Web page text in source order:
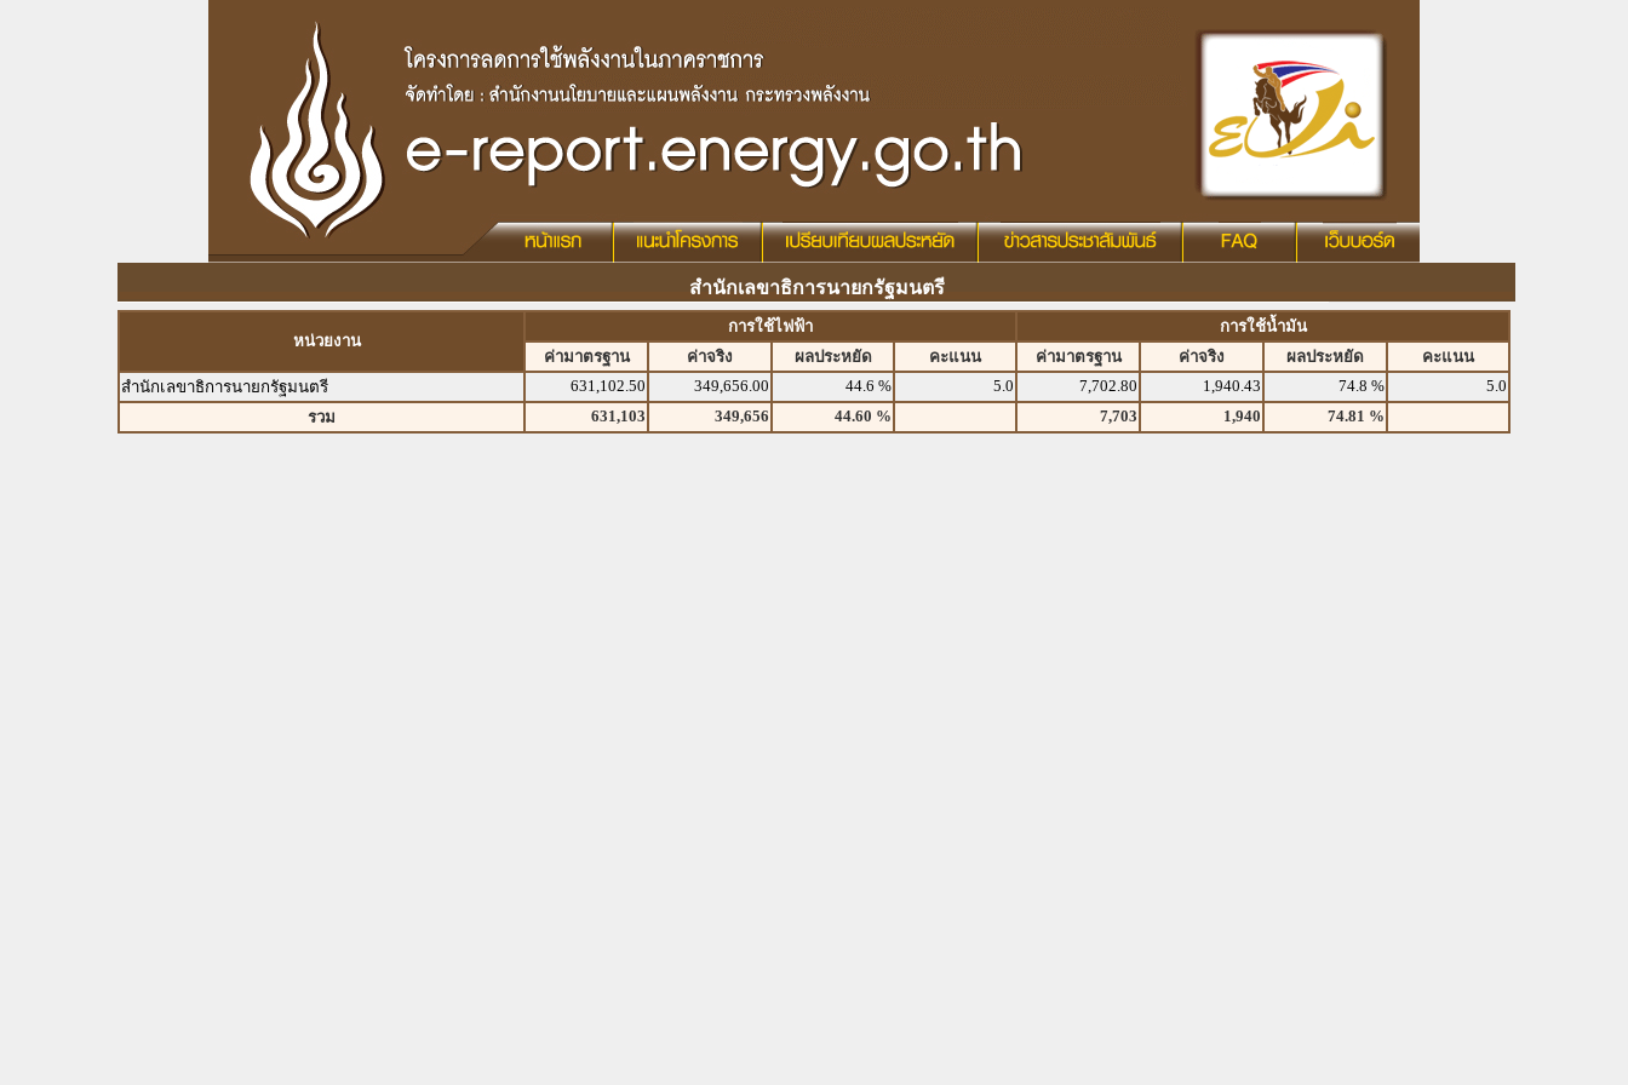
สำนักเลขาธิการนายกรัฐมนตรี
หน่วยงาน
การใช้ไฟฟ้า
การใช้น้ำมัน
ค่ามาตรฐาน
ค่าจริง ผลประหยัด คะแนน ค่ามาตรฐาน ค่าจริง ผลประหยัด
คะแนน
สำนักเลขาธิการนายกรัฐมนตรี
631,102.50 349,656.00 44.6 % 5.0 7,702.80 1,940.43 74.8 %
5.0
รวม
631,103 349,656 44.60 % 7,703 1,940 74.81 %